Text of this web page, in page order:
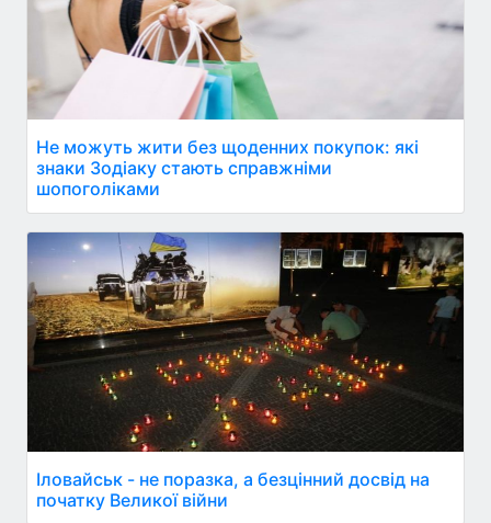
Не можуть жити без щоденних покупок: які
знаки Зодіаку стають справжніми
шопоголіками
Іловайськ - не поразка, а безцінний досвід на
початку Великої війни